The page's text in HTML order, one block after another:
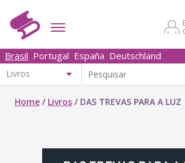
Brasil Portugal España Deutschland
Home / Livros / DAS TREVAS PARA A LUZ